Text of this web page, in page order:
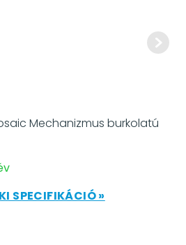
Mechanizmus burkolatú
SPECIFIKÁCIÓ »